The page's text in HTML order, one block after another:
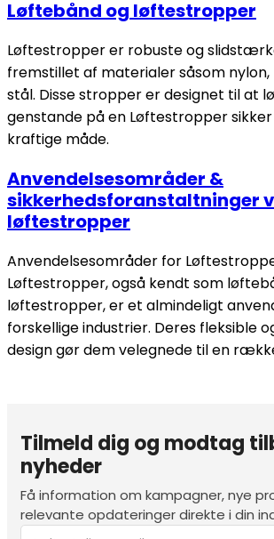
Løftebånd og løftestropper
Løftestropper er robuste og
fremstillet af materialer såsom
stål. Disse stropper er designet til at
genstande på en Løftestropper
kraftige måde.
Anvendelsesområder &
sikkerhedsforanstaltninger
løftestropper
Anvendelsesområder for
Løftestropper, også kendt som
løftestropper, er et almindeligt
forskellige industrier. Deres fleksible
design gør dem velegnede til en
Tilmeld dig og modtag
nyheder
Få information om kampagner, nye
relevante opdateringer direkte i din